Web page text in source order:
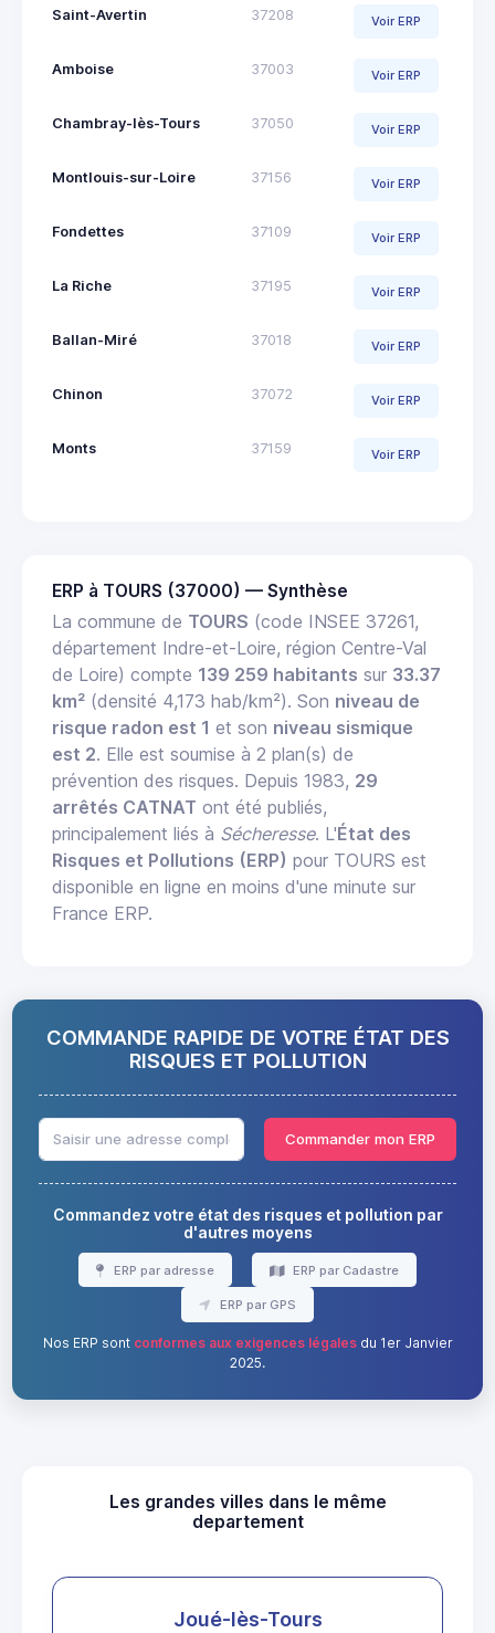
Saint-Avertin 37208 Voir ERP
Amboise 37003 Voir ERP
Chambray-lès-Tours 37050 Voir ERP
Montlouis-sur-Loire 37156 Voir ERP
Fondettes 37109 Voir ERP
La Riche 37195 Voir ERP
Ballan-Miré 37018 Voir ERP
Chinon 37072 Voir ERP
Monts 37159 Voir ERP
ERP à TOURS (37000) — Synthèse
La commune de TOURS (code INSEE 37261,
département Indre-et-Loire, région Centre-Val
de Loire) compte 139 259 habitants sur 33.37
km² (densité 4,173 hab/km²). Son niveau de
risque radon est 1 et son niveau sismique
est 2. Elle est soumise à 2 plan(s) de
prévention des risques. Depuis 1983, 29
arrêtés CATNAT ont été publiés,
principalement liés à Sécheresse. L'État des
Risques et Pollutions (ERP) pour TOURS est
disponible en ligne en moins d'une minute sur
France ERP.
COMMANDE RAPIDE DE VOTRE ÉTAT DES
RISQUES ET POLLUTION
Commander mon ERP
Commandez votre état des risques et pollution par
d'autres moyens
ERP par adresse ERP par Cadastre
ERP par GPS
Nos ERP sont conformes aux exigences légalesdu 1er Janvier
2025.
Les grandes villes dans le même
departement
Joué-lès-Tours